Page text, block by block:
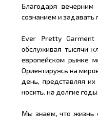
Благодаря
сознанием и
Ever Pretty
обслуживая тысячи
европейском рынке
Ориентируясь на
день, представляя
носить. на долгие
Мы знаем, что жизнь